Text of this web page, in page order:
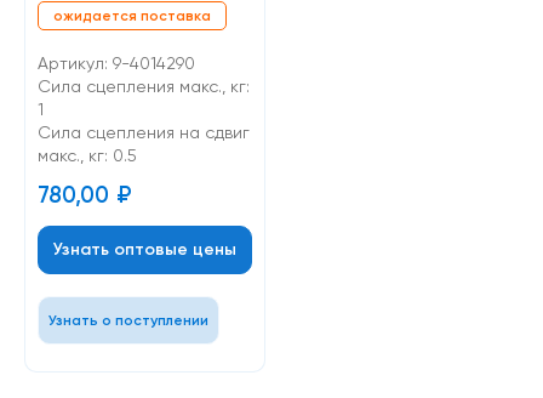
ожидается поставка
Артикул: 9-4014290
Сила сцепления макс., кг:
1
Cила сцепления на сдвиг
макс., кг: 0.5
780,00 ₽
Узнать оптовые цены
Узнать о поступлении